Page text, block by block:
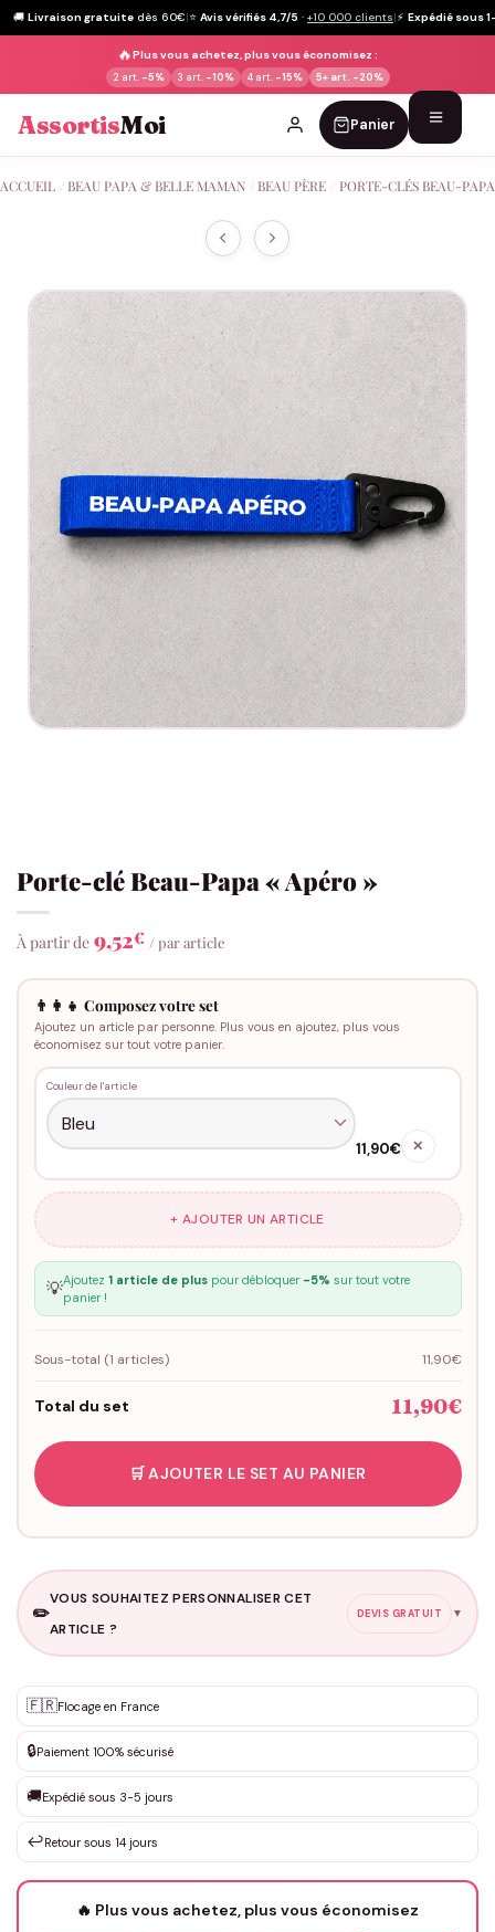
🚚 Livraison gratuite dès 60€|⭐ Avis vérifiés 4,7/5 · +10 000 clients|⚡ Expédié sous
🔥Plus vous achetez, plus vous économisez :
2 art. -5% 3 art. -10% 4 art. -15% 5+ art. -20%
AssortisMoi Panier
au
ACCUEIL BEAU PAPA & BELLE MAMAN BEAU PÈRE PORTE-CLÉS BEAU-PAPA
Porte-clé Beau-Papa « Apéro »
À partir de 9,52€ / par article
👨‍👩‍👧 Composez votre set
Ajoutez un article par personne. Plus vous en ajoutez, plus vous
économisez sur tout votre panier.
Couleur de l'article
11,90€ ✕
+ AJOUTER UN ARTICLE
💡Ajoutez 1 article de pluspour débloquer -5% sur tout votre
panier !
Sous-total (1 articles) 11,90€
Total du set 11,90€
🛒 AJOUTER LE SET AU PANIER
✏️
VOUS SOUHAITEZ PERSONNALISER CET
ARTICLE ?
DEVIS GRATUIT ▼
✨ Personnalisation sur mesure
DEVIS GRATUIT · Personnalisation de 3 à 10€ selon la demande
Que souhaitez-vous ?*
Votre texte / idée*
🇫🇷Flocage en France
🔒Paiement 100% sécurisé
🚚Expédié sous 3-5 jours
↩️Retour sous 14 jours
🔥 Plus vous achetez, plus vous économisez